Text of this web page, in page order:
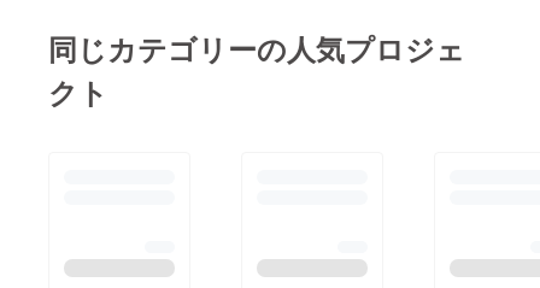
す。 今後は体力に自
---------------今後の予
同じカテゴリーの人気プロジェ
クト